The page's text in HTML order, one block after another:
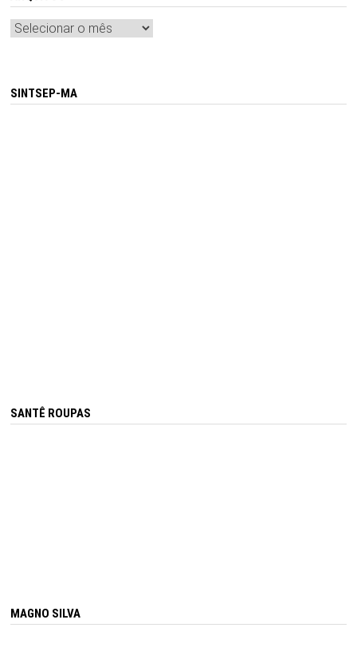
Arquivos
SINTSEP-MA
SANTÊ ROUPAS
MAGNO SILVA